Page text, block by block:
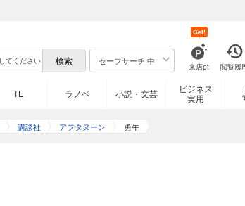
セーフサーチ 中
来店pt
Get!
閲覧履
TL ラノベ 小説・文芸
ビジネス
実用
講談社 アフタヌーン 勇午